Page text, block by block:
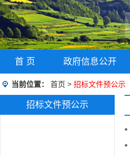
首 页 政府信息公开
当前位置： 首页 > 招标文件预公示
招标文件预公示